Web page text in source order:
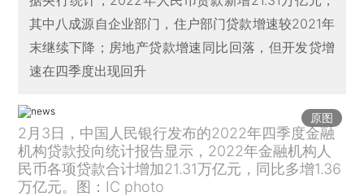
其中八成源自企业部门，住户部门贷款增速较2021年
末继续下降；房地产贷款增速同比回落，但开发贷增
速在四季度出现回升
原图
2月3日，中国人民银行发布的2022年四季度金融
机构贷款投向统计报告显示，2022年金融机构人
民币各项贷款合计增加21.31万亿元，同比多增1.36
万亿元。图：IC photo